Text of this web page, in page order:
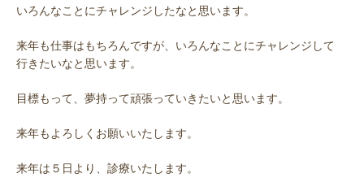
いろんなことにチャレンジしたなと思います。
来年も仕事はもちろんですが、いろんなことにチャレンジして
行きたいなと思います。
目標もって、夢持って頑張っていきたいと思います。
来年もよろしくお願いいたします。
来年は５日より、診療いたします。